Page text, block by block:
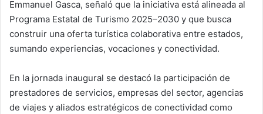
Emmanuel Gasca, señaló que la iniciativa está alineada al
Programa Estatal de Turismo 2025–2030 y que busca
construir una oferta turística colaborativa entre estados,
sumando experiencias, vocaciones y conectividad.
En la jornada inaugural se destacó la participación de
prestadores de servicios, empresas del sector, agencias
de viajes y aliados estratégicos de conectividad como